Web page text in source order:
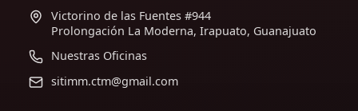
Victorino de las Fuentes #944
Prolongación La Moderna, Irapuato, Guanajuato
Nuestras Oficinas
sitimm.ctm@gmail.com